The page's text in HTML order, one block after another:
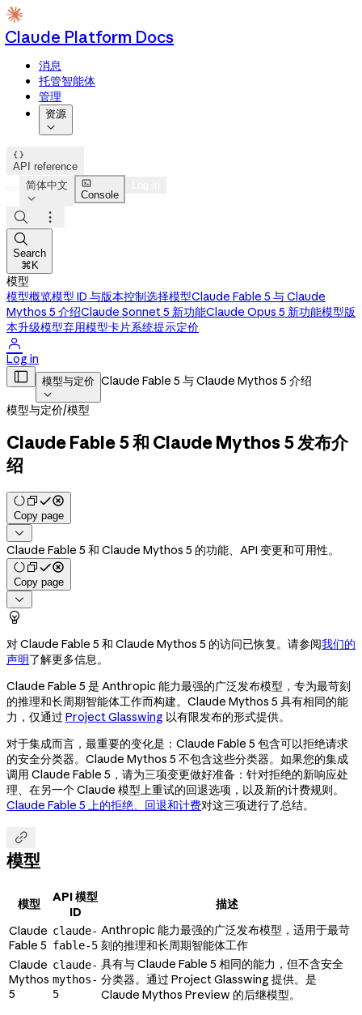
Claude Platform Docs
消息
托管智能体
管理
资源


API reference
简体中文


Console



Search
⌘K
模型
模型概览模型 ID 与版本控制选择模型Claude Fable 5 与 Claude
Mythos 5 介绍Claude Sonnet 5 新功能Claude Opus 5 新功能模型版
本升级模型弃用模型卡片系统提示定价

Log in
 模型与定价

Claude Fable 5 与 Claude Mythos 5 介绍
模型与定价/模型
Claude Fable 5 和 Claude Mythos 5 发布介
绍
Copy page

Claude Fable 5 和 Claude Mythos 5 的功能、API 变更和可用性。
Copy page


对 Claude Fable 5 和 Claude Mythos 5 的访问已恢复。请参阅我们的
声明了解更多信息。
Claude Fable 5 是 Anthropic 能力最强的广泛发布模型，专为最苛刻
的推理和长周期智能体工作而构建。Claude Mythos 5 具有相同的能
力，仅通过 Project Glasswing 以有限发布的形式提供。
对于集成而言，最重要的变化是：Claude Fable 5 包含可以拒绝请求
的安全分类器。Claude Mythos 5 不包含这些分类器。如果您的集成
调用 Claude Fable 5，请为三项变更做好准备：针对拒绝的新响应处
理、在另一个 Claude 模型上重试的回退选项，以及新的计费规则。
Claude Fable 5 上的拒绝、回退和计费对这三项进行了总结。

模型
模型
API 模型
ID
描述
Claude
Fable 5
claude-
fable-5
Anthropic 能力最强的广泛发布模型，适用于最苛
刻的推理和长周期智能体工作
Claude
Mythos
5
claude-
mythos-
5
具有与 Claude Fable 5 相同的能力，但不含安全
分类器。通过 Project Glasswing 提供。是
Claude Mythos Preview 的后继模型。